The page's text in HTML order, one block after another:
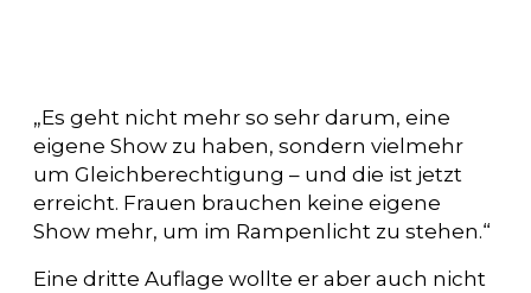
„Es geht nicht mehr so sehr darum, eine
eigene Show zu haben, sondern vielmehr
um Gleichberechtigung – und die ist jetzt
erreicht. Frauen brauchen keine eigene
Show mehr, um im Rampenlicht zu stehen.“
Eine dritte Auflage wollte er aber auch nicht